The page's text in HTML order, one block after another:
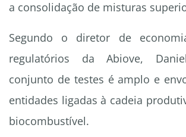
a consolidação de misturas
Segundo o diretor de
regulatórios da Abiove,
conjunto de testes é amplo e
entidades ligadas à cadeia
biocombustível.